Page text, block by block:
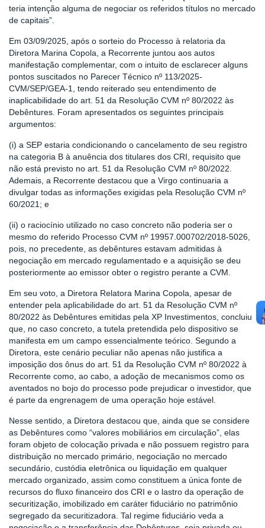
teria intenção alguma de negociar os referidos títulos no mercado
de capitais”.
Em 03/09/2025, após o sorteio do Processo à relatoria da
Diretora Marina Copola, a Recorrente juntou aos autos
manifestação complementar, com o intuito de esclarecer alguns
pontos suscitados no Parecer Técnico nº 113/2025-
CVM/SEP/GEA-1, tendo reiterado seu entendimento de
inaplicabilidade do art. 51 da Resolução CVM nº 80/2022 às
Debêntures. Foram apresentados os seguintes principais
argumentos:
(i) a SEP estaria condicionando o cancelamento de seu registro
na categoria B à anuência dos titulares dos CRI, requisito que
não está previsto no art. 51 da Resolução CVM nº 80/2022.
Ademais, a Recorrente destacou que a Virgo continuaria a
divulgar todas as informações exigidas pela Resolução CVM nº
60/2021; e
(ii) o raciocínio utilizado no caso concreto não poderia ser o
mesmo do referido Processo CVM nº 19957.000702/2018-5026,
pois, no precedente, as debêntures estavam admitidas à
negociação em mercado regulamentado e a aquisição se deu
posteriormente ao emissor obter o registro perante a CVM.
Em seu voto, a Diretora Relatora Marina Copola, apesar de
entender pela aplicabilidade do art. 51 da Resolução CVM nº
80/2022 às Debêntures emitidas pela XP Investimentos, concluiu
que, no caso concreto, a tutela pretendida pelo dispositivo se
manifesta em um campo essencialmente teórico. Segundo a
Diretora, este cenário peculiar não apenas não justifica a
imposição dos ônus do art. 51 da Resolução CVM nº 80/2022 à
Recorrente como, ao cabo, a adoção de mecanismos como os
aventados no bojo do processo pode prejudicar o investidor, que
é parte da engrenagem de uma operação hoje estável.
Nesse sentido, a Diretora destacou que, ainda que se considere
as Debêntures como “valores mobiliários em circulação”, elas
foram objeto de colocação privada e não possuem registro para
distribuição no mercado primário, negociação no mercado
secundário, custódia eletrônica ou liquidação em qualquer
mercado organizado, assim como constituem a única fonte de
recursos do fluxo financeiro dos CRI e o lastro da operação de
securitização, imobilizado em caráter fiduciário no patrimônio
segregado da securitizadora. Tal regime fiduciário veda a